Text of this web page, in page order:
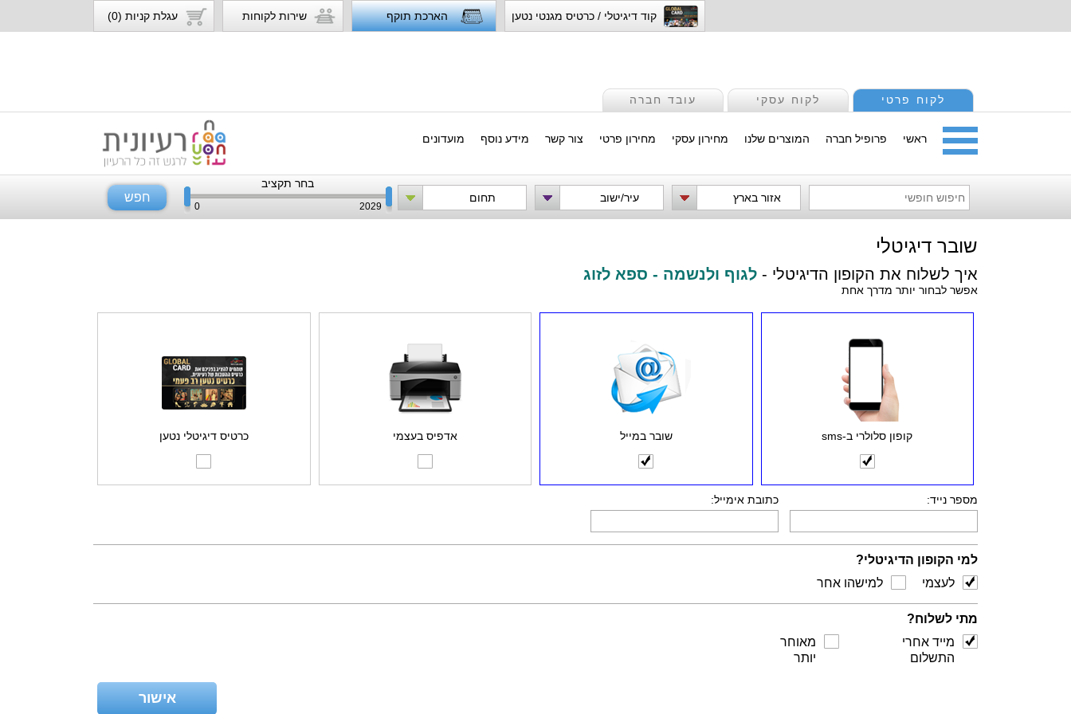
קוד דיגיטלי / כרטיס מגנטי נטען הארכת תוקף שירות לקוחות עגלת קניות (0)
לקוח פרטי לקוח עסקי עובד חברה
ראשי פרופיל חברה המוצרים שלנו מחירון עסקי מחירון פרטי צור קשר מידע נוסף מועדונים
אזור בארץ עיר/ישוב תחום
בחר תקציב
0 2029
חפש
שובר דיגיטלי
איך לשלוח את הקופון הדיגיטלי - לגוף ולנשמה - ספא לזוג
אפשר לבחור יותר מדרך אחת
קופון סלולרי ב-sms שובר במייל אדפיס בעצמי כרטיס דיגיטלי נטען
מספר נייד: כתובת אימייל:
למי הקופון הדיגיטלי?
לעצמי
למישהו אחר
מתי לשלוח?
מייד אחרי
התשלום
מאוחר
יותר
אישור